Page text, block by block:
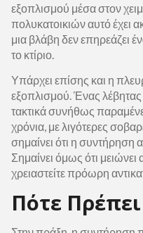
εξοπλισμού μέσα στον
πολυκατοικιών αυτό έχει
μια βλάβη δεν επηρεάζει
το κτίριο.
Υπάρχει επίσης και η
εξοπλισμού. Ένας
τακτικά συνήθως
χρόνια, με λιγότερες
σημαίνει ότι η συντήρηση
Σημαίνει όμως ότι
χρειαστείτε πρόωρη
Πότε